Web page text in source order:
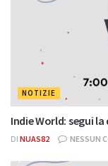
NOTIZIE
Indie World: segui
DI NUAS82 NESSUN